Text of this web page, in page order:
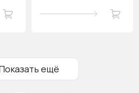
ещё